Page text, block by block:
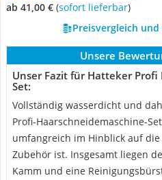
ab 41,00 € ( Sofort lieferbar)
Preisvergleich
Unsere
Unser Fazit für Hatteker Profi
Set:
Vollständig wasserdicht und
Profi-Haarschneidemaschine-
umfangreich im Hinblick auf
Zubehör ist. Insgesamt liegen
Kamm und eine